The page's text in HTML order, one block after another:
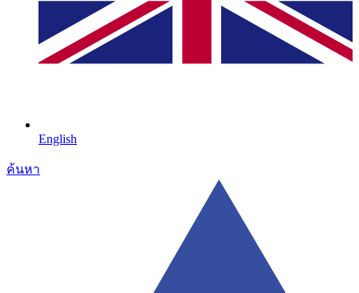
English
ค้นหา